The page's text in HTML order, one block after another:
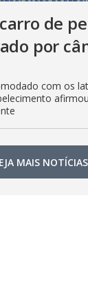
de
por
com os
MAIS NOTÍCIAS